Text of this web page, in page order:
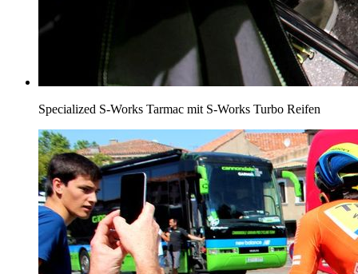
Specialized S-Works Tarmac mit S-Works Turbo Reifen